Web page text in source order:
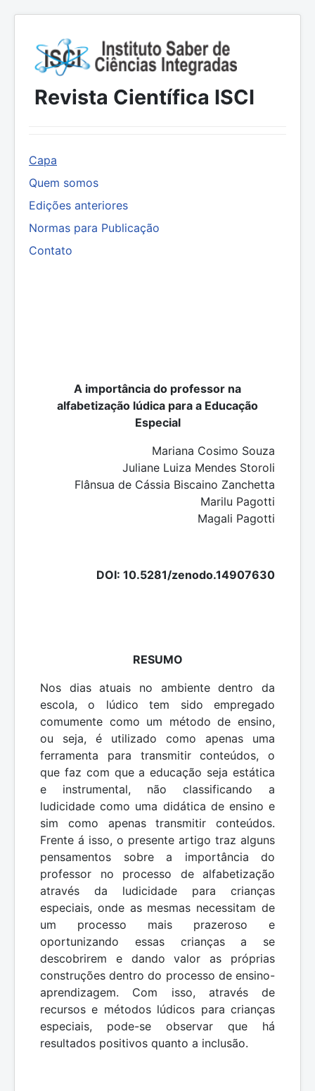
Revista Científica ISCI
Capa
Quem somos
Edições anteriores
Normas para Publicação
Contato
A importância do professor na
alfabetização lúdica para a Educação
Especial
Mariana Cosimo Souza
Juliane Luiza Mendes Storoli
Flânsua de Cássia Biscaino Zanchetta
Marilu Pagotti
Magali Pagotti
DOI: 10.5281/zenodo.14907630
RESUMO
Nos dias atuais no ambiente dentro da
escola, o lúdico tem sido empregado
comumente como um método de ensino,
ou seja, é utilizado como apenas uma
ferramenta para transmitir conteúdos, o
que faz com que a educação seja estática
e instrumental, não classificando a
ludicidade como uma didática de ensino e
sim como apenas transmitir conteúdos.
Frente á isso, o presente artigo traz alguns
pensamentos sobre a importância do
professor no processo de alfabetização
através da ludicidade para crianças
especiais, onde as mesmas necessitam de
um processo mais prazeroso e
oportunizando essas crianças a se
descobrirem e dando valor as próprias
construções dentro do processo de ensino-
aprendizagem. Com isso, através de
recursos e métodos lúdicos para crianças
especiais, pode-se observar que há
resultados positivos quanto a inclusão.